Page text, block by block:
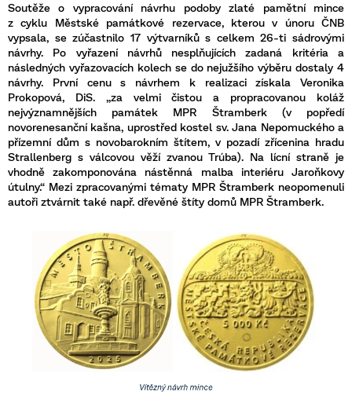
Soutěže o vypracování návrhu podoby zlaté pamětní mince
z cyklu Městské památkové rezervace, kterou v únoru ČNB
vypsala, se zúčastnilo 17 výtvarníků s celkem 26-ti sádrovými
návrhy. Po vyřazení návrhů nesplňujících zadaná kritéria a
následných vyřazovacích kolech se do nejužšího výběru dostaly 4
návrhy. První cenu s návrhem k realizaci získala Veronika
Prokopová, DiS. „za velmi čistou a propracovanou koláž
nejvýznamnějších památek MPR Štramberk (v popředí
novorenesanční kašna, uprostřed kostel sv. Jana Nepomuckého a
přízemní dům s novobarokním štítem, v pozadí zřícenina hradu
Strallenberg s válcovou věží zvanou Trúba). Na lícní straně je
vhodně zakomponována nástěnná malba interiéru Jaroňkovy
útulny.“ Mezi zpracovanými tématy MPR Štramberk neopomenuli
autoři ztvárnit také např. dřevěné štíty domů MPR Štramberk.